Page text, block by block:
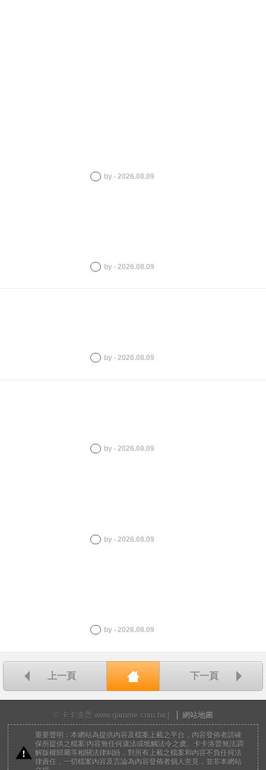
by ‧ 2026.08.09
by ‧ 2026.08.09
by ‧ 2026.08.09
by ‧ 2026.08.09
by ‧ 2026.08.09
by ‧ 2026.08.09
上一頁 回首頁
下一頁
© 卡卡洛普 www.gamme.com.tw | 網站地圖
重要聲明：本網站為提供內容及檔案上載之平台，內容發佈者請確
保所提供之檔案/內容無任何違法或牴觸法令之虞。卡卡洛普無法調
解版權歸屬等相關法律糾紛，對所有上載之檔案和內容不負任何法
律責任，一切檔案內容及言論為內容發佈者個人意見，並非本網站